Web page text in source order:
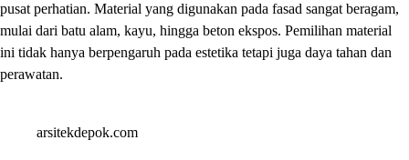
pusat perhatian. Material yang digunakan pada fasad sangat beragam,
mulai dari batu alam, kayu, hingga beton ekspos. Pemilihan material
ini tidak hanya berpengaruh pada estetika tetapi juga daya tahan dan
perawatan.
arsitekdepok.com